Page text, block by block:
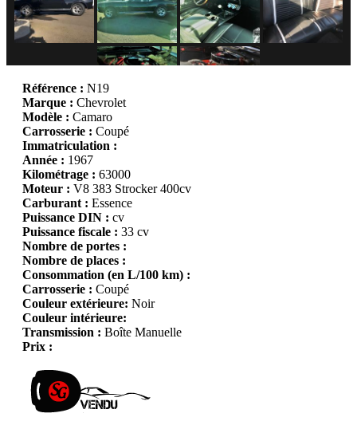
Référence : N19
Marque : Chevrolet
Modèle : Camaro
Carrosserie : Coupé
Immatriculation :
Année : 1967
Kilométrage : 63000
Moteur : V8 383 Strocker 400cv
Carburant : Essence
Puissance DIN : cv
Puissance fiscale : 33 cv
Nombre de portes :
Nombre de places :
Consommation (en L/100 km) :
Carrosserie : Coupé
Couleur extérieure: Noir
Couleur intérieure:
Transmission : Boîte Manuelle
Prix :